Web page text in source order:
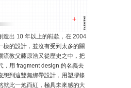
造出 10 年以上的鞋款，在 2004
樣的設計，並沒有受到太多的關
流教父藤原浩又從歷史之中，把
，用 fragment design 的名義去
想到這雙無綁帶設計，用塑膠條
就此一炮而紅，極具未來感的大